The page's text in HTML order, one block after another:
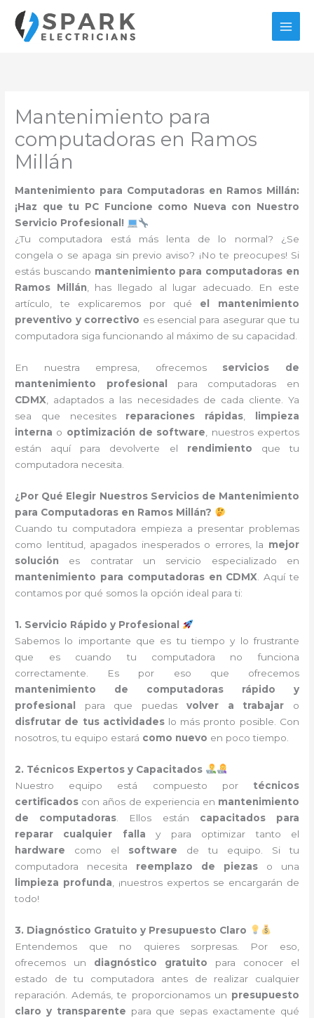
contenido
Mantenimiento para
computadoras en Ramos
Millán
Mantenimiento para Computadoras en Ramos Millán:
¡Haz que tu PC Funcione como Nueva con Nuestro
Servicio Profesional!
¿Tu computadora está más lenta de lo normal? ¿Se
congela o se apaga sin previo aviso? ¡No te preocupes! Si
estás buscando mantenimiento para computadoras en
Ramos Millán, has llegado al lugar adecuado. En este
artículo, te explicaremos por qué el mantenimiento
preventivo y correctivo es esencial para asegurar que tu
computadora siga funcionando al máximo de su capacidad.
En nuestra empresa, ofrecemos servicios de
mantenimiento profesional
para computadoras en
CDMX , adaptados a las necesidades de cada cliente. Ya
sea que necesites reparaciones rápidas
limpieza
interna o optimización de software , nuestros expertos
están aquí para devolverte el rendimiento que tu
computadora necesita.
¿Por Qué Elegir Nuestros Servicios de Mantenimiento
para Computadoras en Ramos Millán?
Cuando tu computadora empieza a presentar problemas
como lentitud, apagados inesperados o errores, la mejor
solución es contratar un servicio especializado en
mantenimiento para computadoras en CDMX . Aquí te
contamos por qué somos la opción ideal para ti:
1. Servicio Rápido y Profesional
Sabemos lo importante que es tu tiempo y lo frustrante
que es cuando tu computadora no funciona
correctamente. Es por eso que ofrecemos
mantenimiento de computadoras rápido y
profesional
para que puedas volver a trabajar o
disfrutar de tus actividadeslo más pronto posible. Con
nosotros, tu equipo estará como nuevo en poco tiempo.
2. Técnicos Expertos y Capacitados
Nuestro equipo está compuesto por técnicos
certificados con años de experiencia en mantenimiento
de computadoras . Ellos están capacitados para
reparar cualquier falla y para optimizar tanto el
hardware como el software de tu equipo. Si tu
computadora necesita reemplazo de piezaso una
limpieza profunda , ¡nuestros expertos se encargarán de
todo!
3. Diagnóstico Gratuito y Presupuesto Claro
Entendemos que no quieres sorpresas. Por eso,
ofrecemos un diagnóstico gratuito para conocer el
estado de tu computadora antes de realizar cualquier
reparación. Además, te proporcionamos un presupuesto
claro y transparente para que sepas exactamente qué